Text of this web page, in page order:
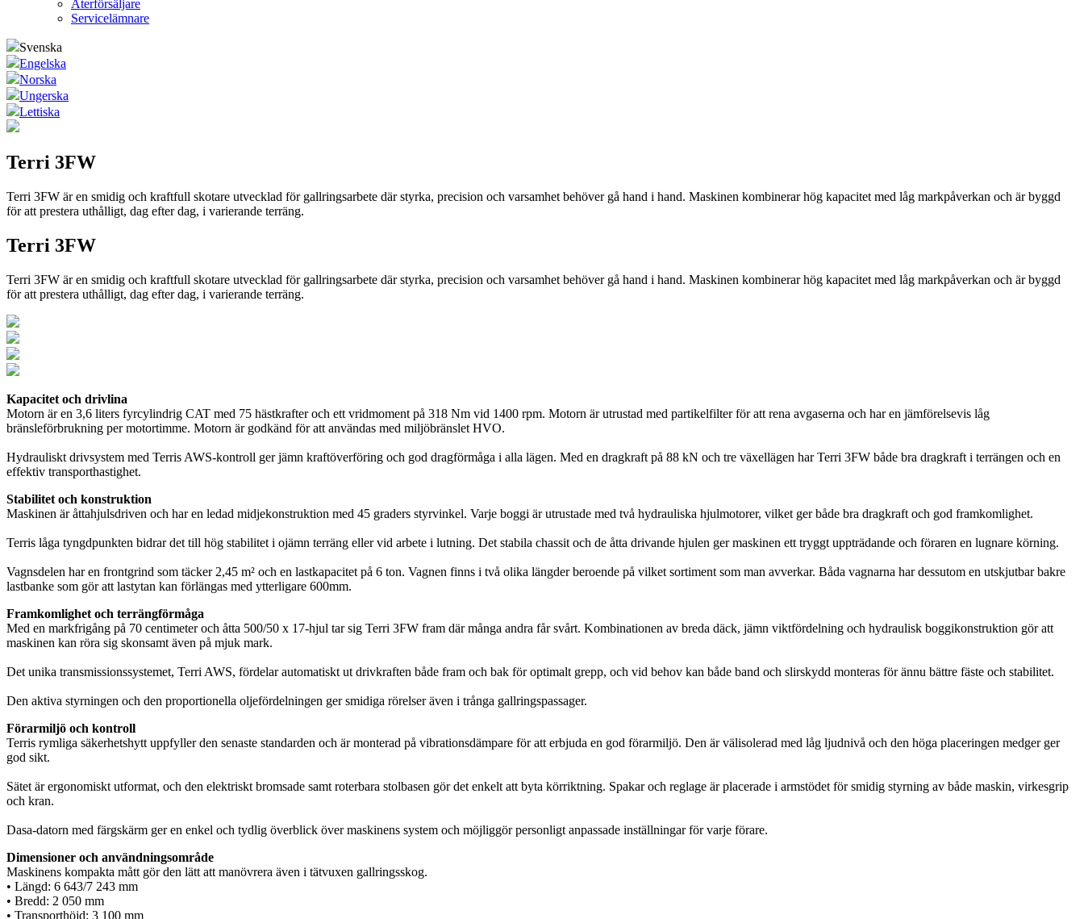
Återförsäljare
Servicelämnare
Svenska
Engelska
Norska
Ungerska
Lettiska
Terri 3FW
Terri 3FW är en smidig och kraftfull skotare utvecklad för gallringsarbete där styrka, precision och varsamhet behöver gå hand i hand. Maskinen kombinerar hög kapacitet med låg markpåverkan och är byggd
för att prestera uthålligt, dag efter dag, i varierande terräng.
Terri 3FW
Terri 3FW är en smidig och kraftfull skotare utvecklad för gallringsarbete där styrka, precision och varsamhet behöver gå hand i hand. Maskinen kombinerar hög kapacitet med låg markpåverkan och är byggd
för att prestera uthålligt, dag efter dag, i varierande terräng.
Kapacitet och drivlina
Motorn är en 3,6 liters fyrcylindrig CAT med 75 hästkrafter och ett vridmoment på 318 Nm vid 1400 rpm. Motorn är utrustad med partikelfilter för att rena avgaserna och har en jämförelsevis låg
bränsleförbrukning per motortimme. Motorn är godkänd för att användas med miljöbränslet HVO.
Hydrauliskt drivsystem med Terris AWS-kontroll ger jämn kraftöverföring och god dragförmåga i alla lägen. Med en dragkraft på 88 kN och tre växellägen har Terri 3FW både bra dragkraft i terrängen och en
effektiv transporthastighet.
Stabilitet och konstruktion
Maskinen är åttahjulsdriven och har en ledad midjekonstruktion med 45 graders styrvinkel. Varje boggi är utrustade med två hydrauliska hjulmotorer, vilket ger både bra dragkraft och god framkomlighet.
Terris låga tyngdpunkten bidrar det till hög stabilitet i ojämn terräng eller vid arbete i lutning. Det stabila chassit och de åtta drivande hjulen ger maskinen ett tryggt uppträdande och föraren en lugnare körning.
Vagnsdelen har en frontgrind som täcker 2,45 m² och en lastkapacitet på 6 ton. Vagnen finns i två olika längder beroende på vilket sortiment som man avverkar. Båda vagnarna har dessutom en utskjutbar bakre
lastbanke som gör att lastytan kan förlängas med ytterligare 600mm.
Framkomlighet och terrängförmåga
Med en markfrigång på 70 centimeter och åtta 500/50 x 17-hjul tar sig Terri 3FW fram där många andra får svårt. Kombinationen av breda däck, jämn viktfördelning och hydraulisk boggikonstruktion gör att
maskinen kan röra sig skonsamt även på mjuk mark.
Det unika transmissionssystemet, Terri AWS, fördelar automatiskt ut drivkraften både fram och bak för optimalt grepp, och vid behov kan både band och slirskydd monteras för ännu bättre fäste och stabilitet.
Den aktiva styrningen och den proportionella oljefördelningen ger smidiga rörelser även i trånga gallringspassager.
Förarmiljö och kontroll
Terris rymliga säkerhetshytt uppfyller den senaste standarden och är monterad på vibrationsdämpare för att erbjuda en god förarmiljö. Den är välisolerad med låg ljudnivå och den höga placeringen medger ger
god sikt.
Sätet är ergonomiskt utformat, och den elektriskt bromsade samt roterbara stolbasen gör det enkelt att byta körriktning. Spakar och reglage är placerade i armstödet för smidig styrning av både maskin, virkesgrip
och kran.
Dasa-datorn med färgskärm ger en enkel och tydlig överblick över maskinens system och möjliggör personligt anpassade inställningar för varje förare.
Dimensioner och användningsområde
Maskinens kompakta mått gör den lätt att manövrera även i tätvuxen gallringsskog.
• Längd: 6 643/7 243 mm
• Bredd: 2 050 mm
• Transporthöjd: 3 100 mm